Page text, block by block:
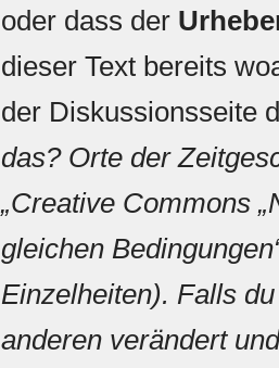
oder dass der
dieser Text bereits
der Diskussionsseite
das? Orte der
„Creative Commons
gleichen
Einzelheiten). Falls
anderen verändert